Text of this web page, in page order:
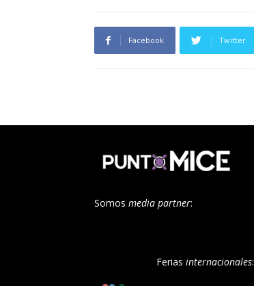
Facebook Twitter
Somos media partner:
Ferias internacionales: